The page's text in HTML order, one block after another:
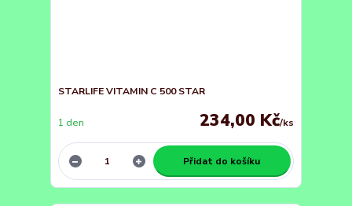
STARLIFE VITAMIN C 500 STAR
234,00 Kč/ks
1 den
Přidat do košíku